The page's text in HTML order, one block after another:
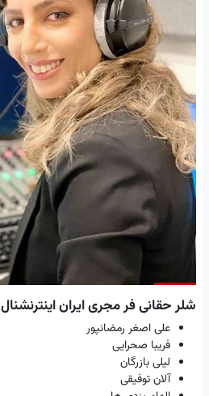
شلر حقانی فر مجری ایران اینترنشنال
علی اصغر رمضانپور
فریبا صحرایی
لیلی بازرگان
آلان توفیقی